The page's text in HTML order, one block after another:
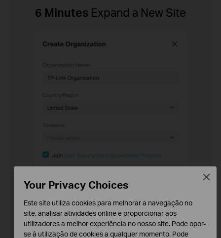
6 Minutes Expand a New Site
3 MinutesCreate a New System
Your Privacy Choices
Este site utiliza cookies para melhorar a navegação no
site, analisar atividades online e proporcionar aos
utilizadores a melhor experiência no nosso site. Pode opor-
se à utilização de cookies a qualquer momento. Pode
Close